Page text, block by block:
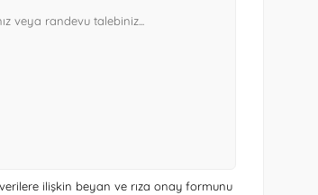
ilişkin beyan ve rıza onay formunu